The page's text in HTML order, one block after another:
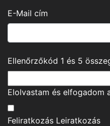
E-Mail cím
Ellenőrzőkód 1 és 5
Elolvastam és elfogadom
Feliratkozás Leiratkozás